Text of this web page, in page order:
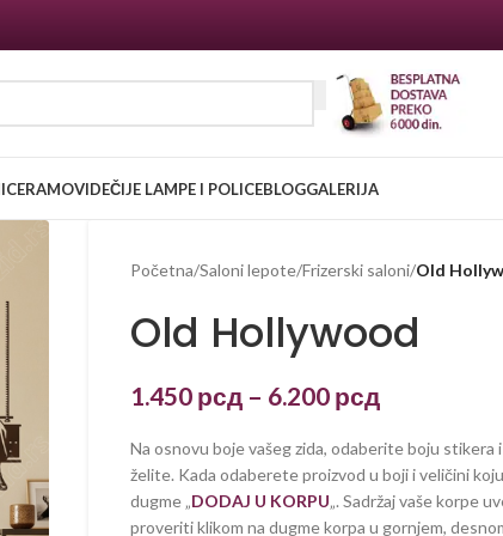
RAMOVIDEČIJE LAMPE I POLICEBLOGGALERIJA
Početna/Saloni lepote/Frizerski saloni/Old
Old Hollywood
1.450 рсд – 6.200 рсд
Na osnovu boje vašeg zida, odaberite boju stikera
želite. Kada odaberete proizvod u boji i veličini
dugme „DODAJ U KORPU„. Sadržaj vaše korpe
proveriti klikom na dugme korpa u gornjem,